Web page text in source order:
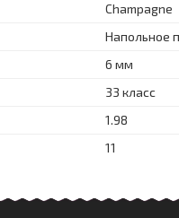
Champagne
Напольное
6 мм
33 класс
1.98
11